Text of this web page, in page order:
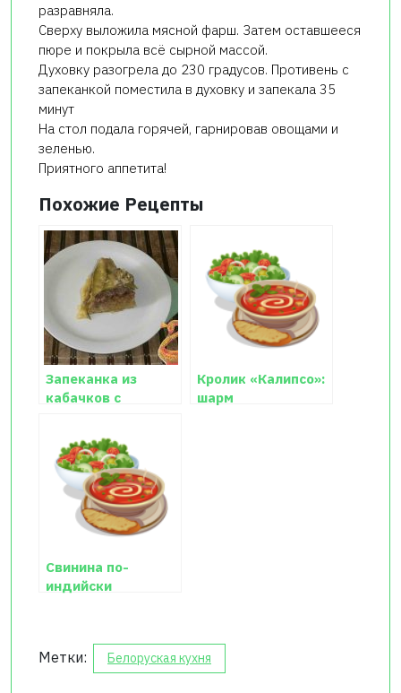
разравняла.
Сверху выложила мясной фарш. Затем оставшееся
пюре и покрыла всё сырной массой.
Духовку разогрела до 230 градусов. Противень с
запеканкой поместила в духовку и запекала 35
минут
На стол подала горячей, гарнировав овощами и
зеленью.
Приятного аппетита!
Похожие Рецепты
Запеканка из
кабачков с
Кролик «Калипсо»:
шарм
Свинина по-
индийски
Метки: Белоруская кухня